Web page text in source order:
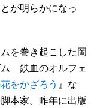
が明らかになっ
を巻き起こした岡
ム 鉄血のオルフェ
をかざろう 』な
本家。昨年に出版